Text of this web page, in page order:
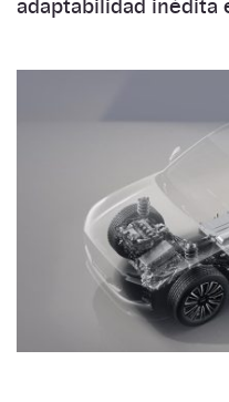
adaptabilidad inédita